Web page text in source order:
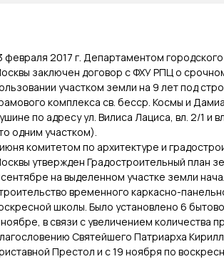
февраля 2017 г. Департаментом
заключен договор с ФХУ РПЦ о
участком земли на 9 лет под
комплекса св. бесср. Космы и
по адресу ул. Вилиса Лациса, вл. 2/1 и
одним участком).
комитетом по архитектуре и
утвержден Градостроительный план
на выделенном участке земли
временного каркасно-
школы. Было установлено 6
в связи с увеличением количества
Святейшего Патриарха
Престол и с 19 ноября по